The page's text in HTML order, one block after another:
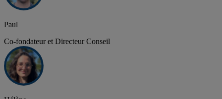
Paul
Co-fondateur et Directeur Conseil